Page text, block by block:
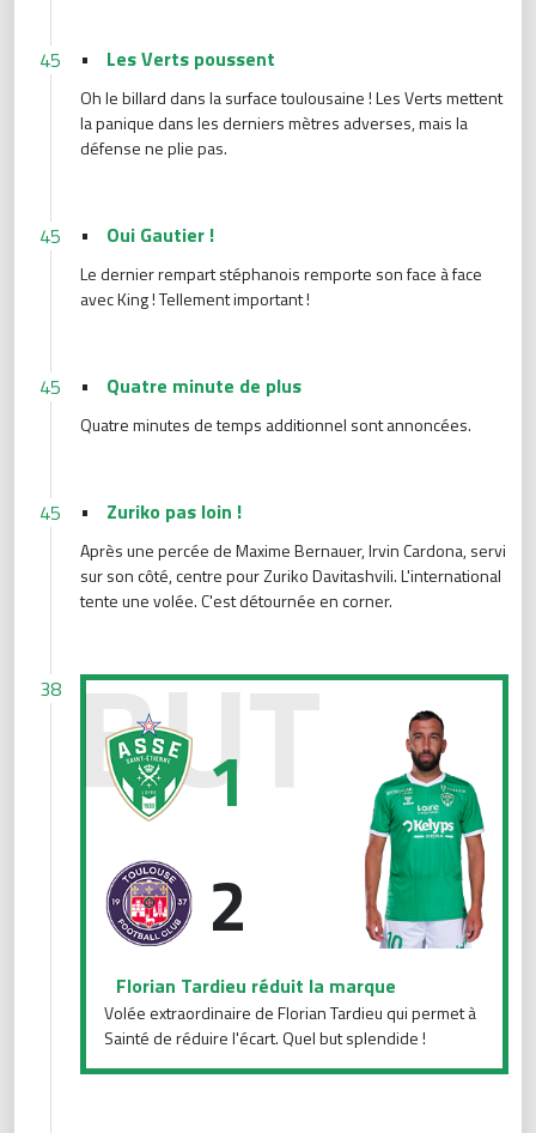
45 • Les Verts poussent
Oh le billard dans la surface toulousaine ! Les Verts mettent
la panique dans les derniers mètres adverses, mais la
défense ne plie pas.
45 • Oui Gautier !
Le dernier rempart stéphanois remporte son face à face
avec King ! Tellement important !
45 • Quatre minute de plus
Quatre minutes de temps additionnel sont annoncées.
45 • Zuriko pas loin !
Après une percée de Maxime Bernauer, Irvin Cardona, servi
sur son côté, centre pour Zuriko Davitashvili. L'international
tente une volée. C'est détournée en corner.
38 Florian Tardieu réduit la marque
1
2
Florian Tardieu réduit la marque
Volée extraordinaire de Florian Tardieu qui permet à
Sainté de réduire l'écart. Quel but splendide !